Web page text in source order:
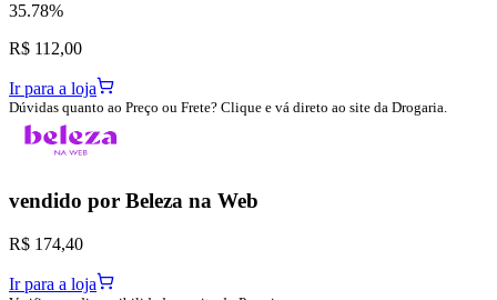
35.78%
R$ 112,00
Ir para a loja
Dúvidas quanto ao Preço ou Frete? Clique e vá direto ao site da Drogaria.
vendido por Beleza na Web
R$ 174,40
Ir para a loja